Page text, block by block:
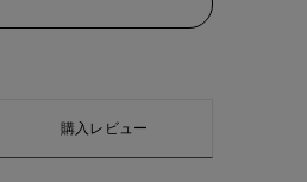
購入レビュー